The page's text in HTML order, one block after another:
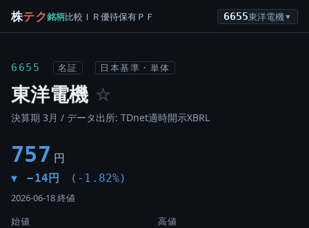
株テク銘柄比較 ＩＲ優待保有ＰＦ 6655東洋電機▼
6655 名証 日本基準・単体
東洋電機 ☆
決算期 3月 / データ出所: TDnet適時開示XBRL
757 円
▼ −14円 (-1.82%)
2026-06-18 終値
始値
高値